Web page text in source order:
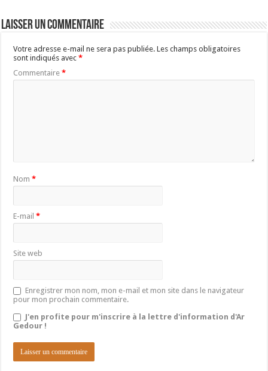
Laisser un commentaire
Votre adresse e-mail ne sera pas publiée. Les champs obligatoires
sont indiqués avec*
Commentaire*
Nom*
E-mail*
Site web
Enregistrer mon nom, mon e-mail et mon site dans le navigateur
pour mon prochain commentaire.
J'en profite pour m'inscrire à la lettre d'information d'Ar
Gedour !